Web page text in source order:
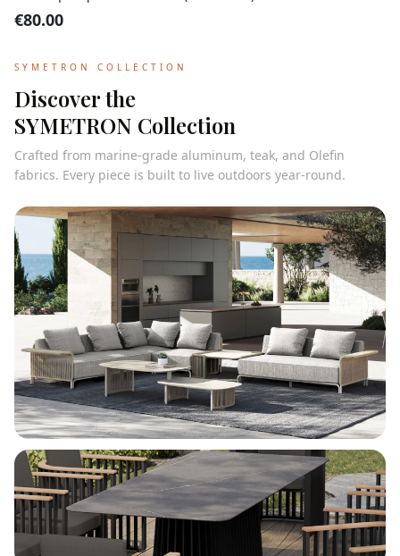
€80.00
SYMETRON COLLECTION
Discover the
SYMETRON Collection
Crafted from marine-grade aluminum, teak, and Olefin
fabrics. Every piece is built to live outdoors year-round.